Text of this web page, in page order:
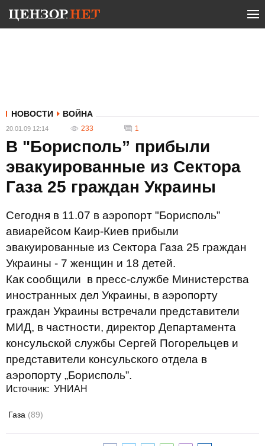
НОВОСТИ ВОЙНА
20.01.09 12:14 233 1
В "Борисполь” прибыли
эвакуированные из Сектора
Газа 25 граждан Украины
Сегодня в 11.07 в аэропорт "Борисполь”
авиарейсом Каир-Киев прибыли
эвакуированные из Сектора Газа 25 граждан
Украины - 7 женщин и 18 детей.
Как сообщили в пресс-службе Министерства
иностранных дел Украины, в аэропорту
граждан Украины встречали представители
МИД, в частности, директор Департамента
консульской службы Сергей Погорельцев и
представители консульского отдела в
аэропорту „Борисполь”.
Источник: УНИАН
Газа (89)